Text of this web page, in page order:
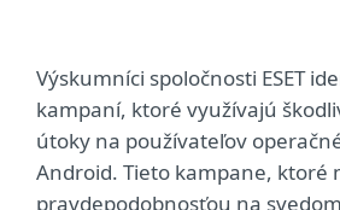
Výskumníci spoločnosti ESET
kampaní, ktoré využívajú
útoky na používateľov
Android. Tieto kampane, ktoré
pravdepodobnosťou na